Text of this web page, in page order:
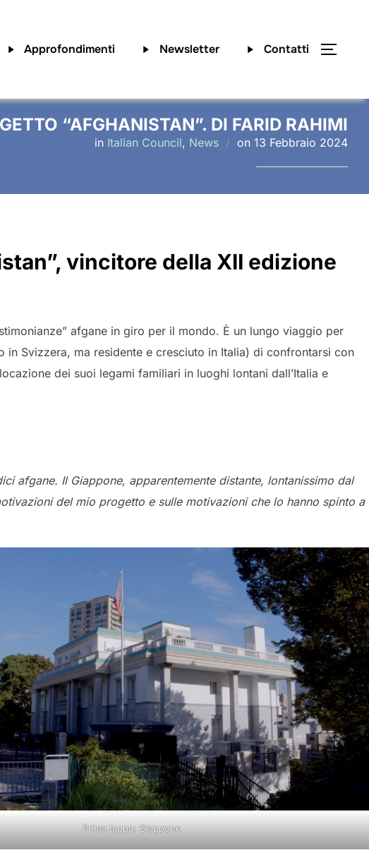
Approfondimenti Newsletter Contatti APRI/
“AFGHANISTAN”. DI FARID RAHIMI
in Italian Council, News on Pubblicato
13 Febbraio 2024
vincitore della XII edizione
afgane in giro per il mondo. È un lungo viaggio per
in Svizzera, ma residente e cresciuto in Italia) di confrontarsi con
dei suoi legami familiari in luoghi lontani dall’Italia e
afgane. Il Giappone, apparentemente distante, lontanissimo dal
del mio progetto e sulle motivazioni che lo hanno spinto a
Prima tappa: Giappone